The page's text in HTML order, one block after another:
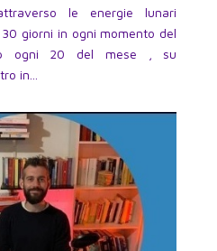
le energie lunari
giorni in ogni momento del
ogni 20 del mese , su
in...